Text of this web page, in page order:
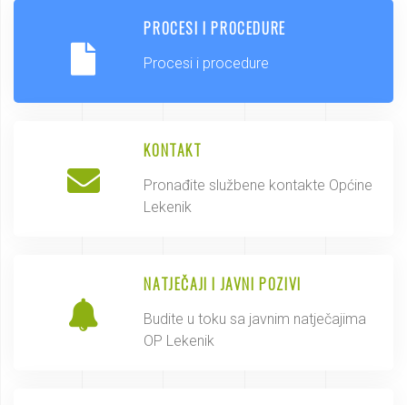
PROCESI I PROCEDURE
Procesi i procedure
KONTAKT
Pronađite službene kontakte Općine
Lekenik
NATJEČAJI I JAVNI POZIVI
Budite u toku sa javnim natječajima
OP Lekenik